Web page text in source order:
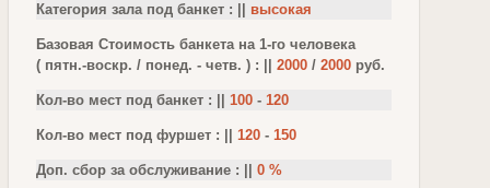
Категория зала под банкет : || высокая
Базовая Стоимость банкета на 1-го человека
( пятн.-воскр. / понед. - четв. ) : || 2000 / 2000 руб.
Кол-во мест под банкет : || 100 - 120
Кол-во мест под фуршет : || 120 - 150
Доп. сбор за обслуживание : || 0 %